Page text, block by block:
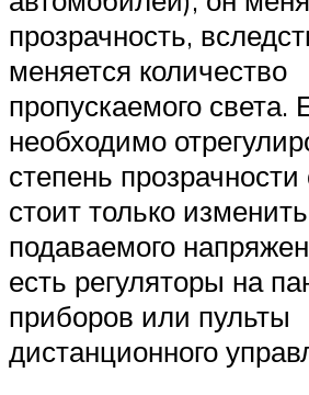
прозрачность,
меняется количество
пропускаемого света.
необходимо
степень прозрачности
стоит только
подаваемого
есть регуляторы на
приборов или пульты
дистанционного